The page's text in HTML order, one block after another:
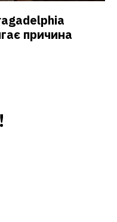
причина